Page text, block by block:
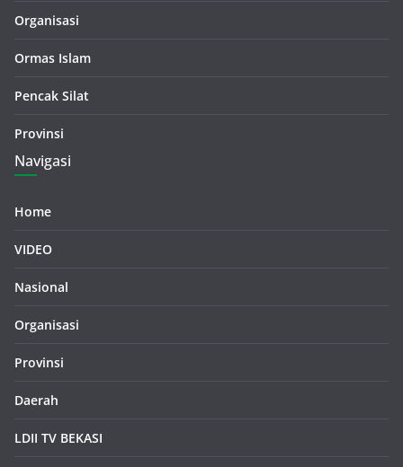
Organisasi
Ormas Islam
Pencak Silat
Provinsi
Navigasi
Home
VIDEO
Nasional
Organisasi
Provinsi
Daerah
LDII TV BEKASI